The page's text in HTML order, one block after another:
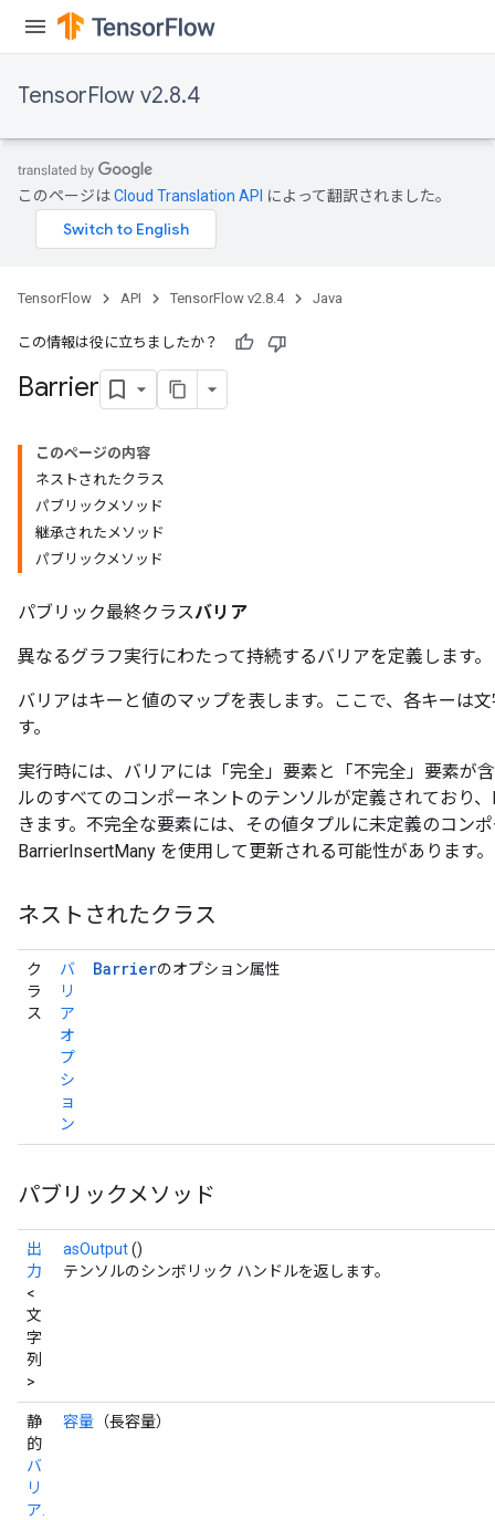
TensorFlow v2.8.4
このページはCloud Translation API によって翻訳されました。
TensorFlow API TensorFlow v2.8.4 Java
この情報は役に立ちましたか？
Barrier
このページの内容
ネストされたクラス
パブリックメソッド
継承されたメソッド
パブリックメソッド
パブリック最終クラスバリア
異なるグラフ実行にわたって持続するバリアを定義します。
バリアはキーと値のマップを表します。ここで、各キーは
す。
実行時には、バリアには「完全」要素と「不完全」要素が
ルのすべてのコンポーネントのテンソルが定義されており
きます。不完全な要素には、その値タプルに未定義のコン
BarrierInsertMany を使用して更新される可能性があります。
ネストされたクラス
ク
ラ
ス
バ
リ
ア
オ
プ
シ
ョ
ン
Barrierのオプション属性
パブリックメソッド
出
力
<
文
字
列
>
asOutput()
テンソルのシンボリック ハンドルを返します。
静
的
バ
リ
ア.
容量 （長容量）